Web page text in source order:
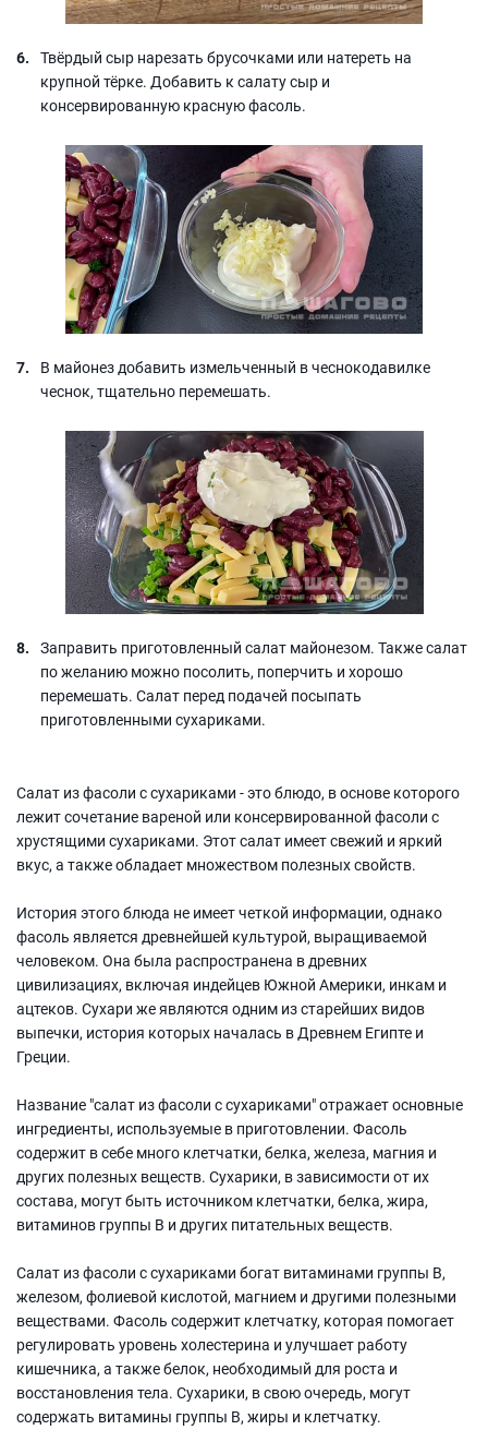
Твёрдый сыр нарезать брусочками или натереть на
крупной тёрке. Добавить к салату сыр и
консервированную красную фасоль.
В майонез добавить измельченный в чеснокодавилке
чеснок, тщательно перемешать.
Заправить приготовленный салат майонезом. Также салат
по желанию можно посолить, поперчить и хорошо
перемешать. Салат перед подачей посыпать
приготовленными сухариками.
Салат из фасоли с сухариками - это блюдо, в основе которого
лежит сочетание вареной или консервированной фасоли с
хрустящими сухариками. Этот салат имеет свежий и яркий
вкус, а также обладает множеством полезных свойств.
История этого блюда не имеет четкой информации, однако
фасоль является древнейшей культурой, выращиваемой
человеком. Она была распространена в древних
цивилизациях, включая индейцев Южной Америки, инкам и
ацтеков. Сухари же являются одним из старейших видов
выпечки, история которых началась в Древнем Египте и
Греции.
Название "салат из фасоли с сухариками" отражает основные
ингредиенты, используемые в приготовлении. Фасоль
содержит в себе много клетчатки, белка, железа, магния и
других полезных веществ. Сухарики, в зависимости от их
состава, могут быть источником клетчатки, белка, жира,
витаминов группы B и других питательных веществ.
Салат из фасоли с сухариками богат витаминами группы B,
железом, фолиевой кислотой, магнием и другими полезными
веществами. Фасоль содержит клетчатку, которая помогает
регулировать уровень холестерина и улучшает работу
кишечника, а также белок, необходимый для роста и
восстановления тела. Сухарики, в свою очередь, могут
содержать витамины группы B, жиры и клетчатку.